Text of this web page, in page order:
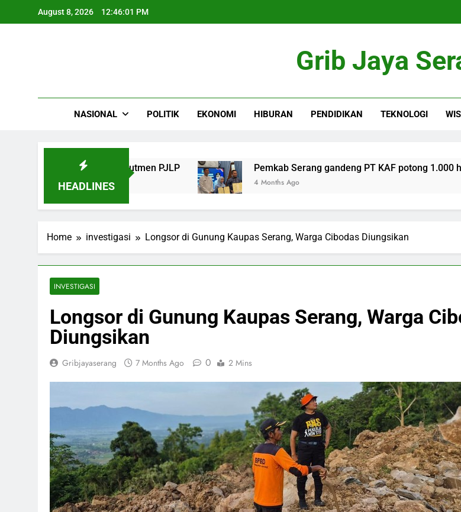
August 8, 2026 12:46:02 PM
Grib Jaya
NASIONAL POLITIK EKONOMI HIBURAN PENDIDIKAN TEKNOLOGI
HEADLINES
Ajukan Kuota Rekrutmen PJLP Pemkab Serang gandeng PT KAF potong 1.000 hewan
4 Months Ago
Home investigasi Longsor di Gunung Kaupas Serang, Warga Cibodas Diungsikan
INVESTIGASI
Longsor di Gunung Kaupas Serang, Warga
Diungsikan
Gribjayaserang 7 Months Ago 0 2 Mins